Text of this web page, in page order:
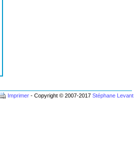
Imprimer - Copyright © 2007-2017Stéphane Levant